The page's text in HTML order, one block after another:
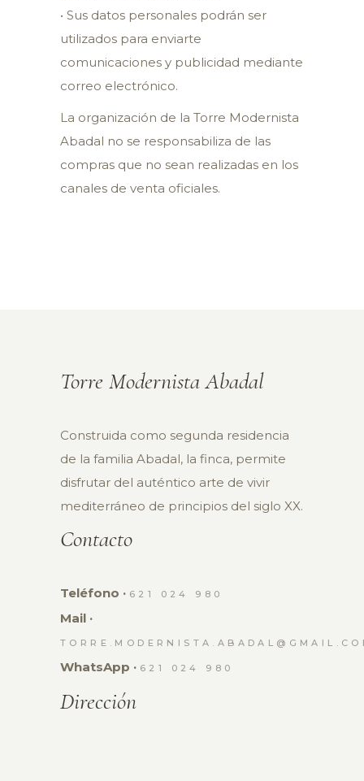
• Sus datos personales podrán ser
utilizados para enviarte
comunicaciones y publicidad mediante
correo electrónico.
La organización de la Torre Modernista
Abadal no se responsabiliza de las
compras que no sean realizadas en los
canales de venta oficiales.
Torre Modernista Abadal
Construida como segunda residencia
de la familia Abadal, la finca, permite
disfrutar del auténtico arte de vivir
mediterráneo de principios del siglo XX.
Contacto
Teléfono · 621 024 980
Mail ·
WhatsApp · 621 024 980
Dirección